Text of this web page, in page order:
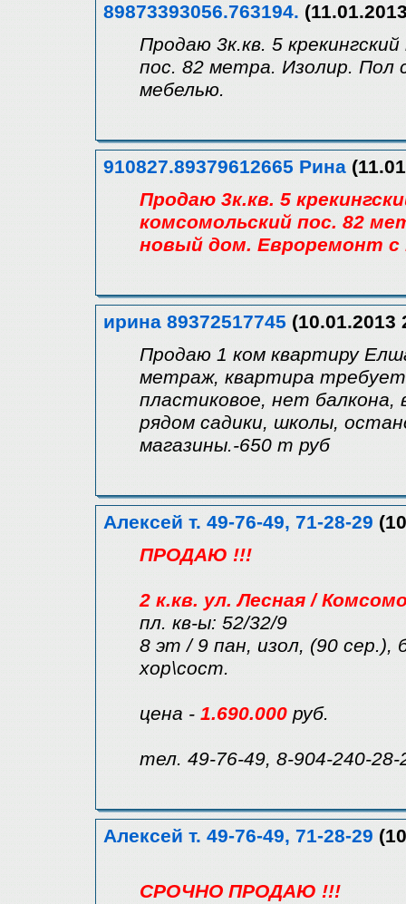
89873393056.763194.
Продаю 3к.кв. 5
пос. 82 метра. Изолир. Пол
мебелью.
910827.89379612665 Рина
Продаю 3к.кв. 5
комсомольский пос. 82
новый дом. Евроремонт с
ирина 89372517745 (10.01.2013
Продаю 1 ком квартиру
метраж, квартира требует
пластиковое, нет балкона,
рядом садики, школы,
магазины.-650 т руб
Алексей т. 49-76-49, 71-28-29
ПРОДАЮ !!!
2 к.кв. ул. Лесная /
пл. кв-ы: 52/32/9
8 эт / 9 пан, изол, (90 сер.),
хор\сост.
цена - 1.690.000 руб.
тел. 49-76-49, 8-904-240-28-
Алексей т. 49-76-49, 71-28-29
СРОЧНО ПРОДАЮ !!!